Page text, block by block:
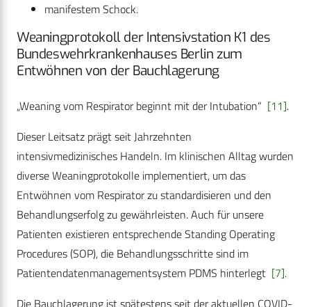
manifestem Schock.
Weaningprotokoll der Intensivstation K1 des
Bundeswehrkrankenhauses Berlin zum
Entwöhnen von der Bauchlagerung
„Weaning vom Respirator beginnt mit der Intubation“ [11].
Dieser Leitsatz prägt seit Jahrzehnten
intensivmedizinisches Handeln. Im klinischen Alltag wurden
diverse Weaningprotokolle implementiert, um das
Entwöhnen vom Respirator zu standardisieren und den
Behandlungserfolg zu gewährleisten. Auch für unsere
Patienten existieren entsprechende Standing Operating
Procedures (SOP), die Behandlungsschritte sind im
Patientendatenmanagementsystem PDMS hinterlegt [7].
Die Bauchlagerung ist spätestens seit der aktuellen COVID-